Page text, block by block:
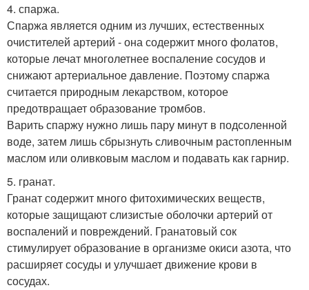
4. спаржа.
Спаржа является одним из лучших, естественных
очистителей артерий - она содержит много фолатов,
которые лечат многолетнее воспаление сосудов и
снижают артериальное давление. Поэтому спаржа
считается природным лекарством, которое
предотвращает образование тромбов.
Варить спаржу нужно лишь пару минут в подсоленной
воде, затем лишь сбрызнуть сливочным растопленным
маслом или оливковым маслом и подавать как гарнир.
5. гранат.
Гранат содержит много фитохимических веществ,
которые защищают слизистые оболочки артерий от
воспалений и повреждений. Гранатовый сок
стимулирует образование в организме окиси азота, что
расширяет сосуды и улучшает движение крови в
сосудах.